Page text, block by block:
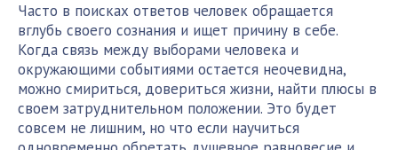
Часто в поисках ответов человек обращается
вглубь своего сознания и ищет причину в себе.
Когда связь между выборами человека и
окружающими событиями остается неочевидна,
можно смириться, довериться жизни, найти плюсы в
своем затруднительном положении. Это будет
совсем не лишним, но что если научиться